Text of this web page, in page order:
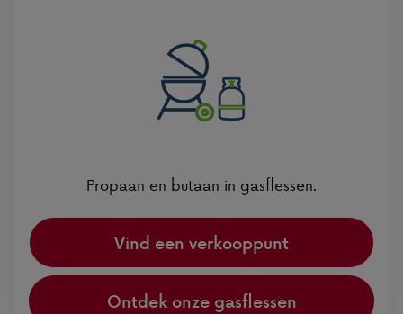
Propaan en butaan in gasflessen.
Vind een verkooppunt
Ontdek onze gasflessen